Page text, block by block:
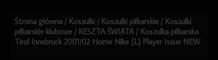
Strona główna / Koszulki / Koszulki piłkarskie / Koszulki
piłkarskie klubowe / RESZTA ŚWIATA / Koszulka piłkarska
Tirol Innsbruck 2001/02 Home Nike [L] Player Issue NEW